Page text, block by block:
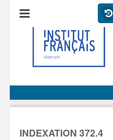
INDEXATION 372.4